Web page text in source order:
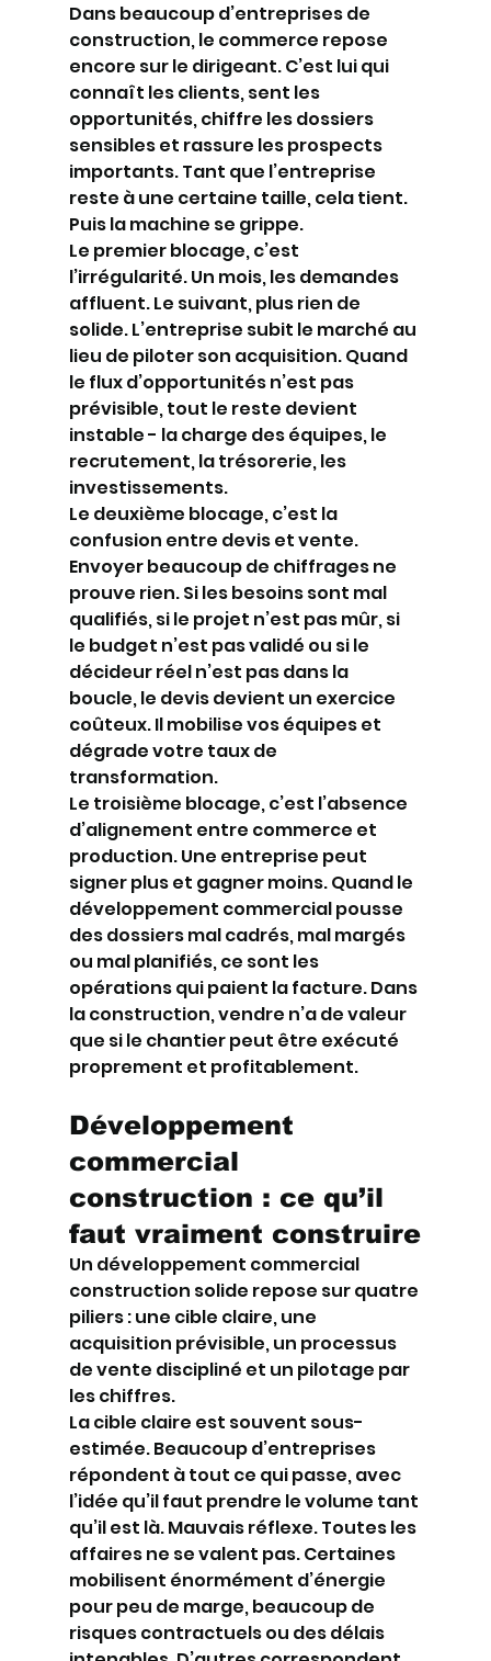
Dans beaucoup d’entreprises de
construction, le commerce repose
encore sur le dirigeant. C’est lui qui
connaît les clients, sent les
opportunités, chiffre les dossiers
sensibles et rassure les prospects
importants. Tant que l’entreprise
reste à une certaine taille, cela tient.
Puis la machine se grippe.
Le premier blocage, c’est
l’irrégularité. Un mois, les demandes
affluent. Le suivant, plus rien de
solide. L’entreprise subit le marché au
lieu de piloter son acquisition. Quand
le flux d’opportunités n’est pas
prévisible, tout le reste devient
instable - la charge des équipes, le
recrutement, la trésorerie, les
investissements.
Le deuxième blocage, c’est la
confusion entre devis et vente.
Envoyer beaucoup de chiffrages ne
prouve rien. Si les besoins sont mal
qualifiés, si le projet n’est pas mûr, si
le budget n’est pas validé ou si le
décideur réel n’est pas dans la
boucle, le devis devient un exercice
coûteux. Il mobilise vos équipes et
dégrade votre taux de
transformation.
Le troisième blocage, c’est l’absence
d’alignement entre commerce et
production. Une entreprise peut
signer plus et gagner moins. Quand le
développement commercial pousse
des dossiers mal cadrés, mal margés
ou mal planifiés, ce sont les
opérations qui paient la facture. Dans
la construction, vendre n’a de valeur
que si le chantier peut être exécuté
proprement et profitablement.
Développement
commercial
construction : ce qu’il
faut vraiment construire
Un développement commercial
construction solide repose sur quatre
piliers : une cible claire, une
acquisition prévisible, un processus
de vente discipliné et un pilotage par
les chiffres.
La cible claire est souvent sous-
estimée. Beaucoup d’entreprises
répondent à tout ce qui passe, avec
l’idée qu’il faut prendre le volume tant
qu’il est là. Mauvais réflexe. Toutes les
affaires ne se valent pas. Certaines
mobilisent énormément d’énergie
pour peu de marge, beaucoup de
risques contractuels ou des délais